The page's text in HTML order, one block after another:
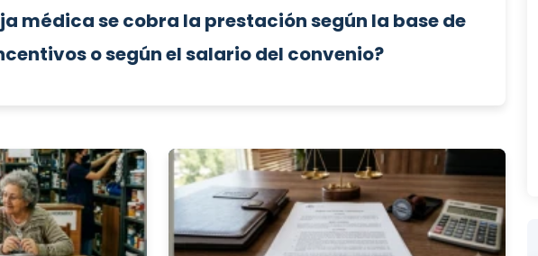
médica se cobra la prestación según la base de
o según el salario del convenio?